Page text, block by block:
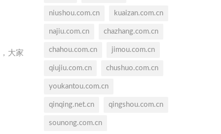
大家
niushou.com.cn kuaizan.com.cn
najiu.com.cn chazhang.com.cn
chahou.com.cn jimou.com.cn
qiujiu.com.cn chushuo.com.cn
youkantou.com.cn
qinqing.net.cn qingshou.com.cn
sounong.com.cn